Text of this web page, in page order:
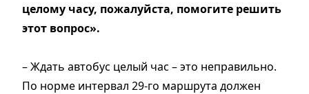
целому часу, пожалуйста, помогите решить
этот вопрос».
– Ждать автобус целый час – это неправильно.
По норме интервал 29-го маршрута должен